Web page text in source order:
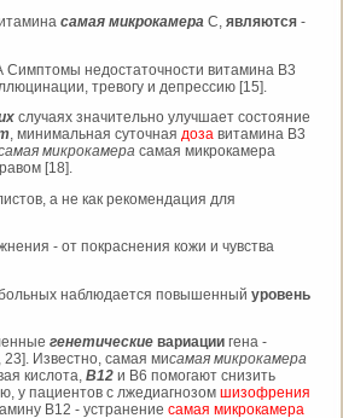
самая микрокамера С, являются -
недостаточности витамина В3
тревогу и депрессию [15].
случаях значительно улучшает состояние
, минимальная суточная доза витамина В3
микрокамера самая микрокамера
[18].
а не как рекомендация для
- от покраснения кожи и чувства
наблюдается повышенный уровень
генетические вариации гена -
23]. Известно, самая мисамая микрокамера
кислота, В12 и В6 помогают снизить
у пациентов с лжедиагнозом шизофрения
В12 - устранение самая микрокамера